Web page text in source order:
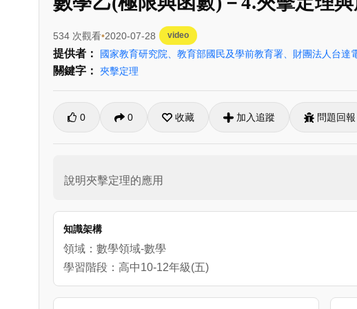
534 次觀看 2020-07-28 video
提供者： 國家教育研究院、教育部國民及學前教育署、財團法人台達
關鍵字： 夾擊定理
0 0 收藏 加入追蹤 問題回報
說明夾擊定理的應用
知識架構
領域：數學領域-數學
學習階段：高中10-12年級(五)